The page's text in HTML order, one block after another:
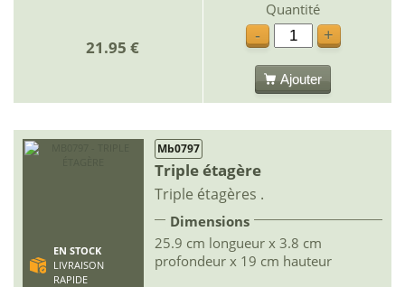
21.95 €
Quantité
-
+
Ajouter
EN STOCK
LIVRAISON
RAPIDE
Mb0797
Triple étagère
Triple étagères .
Dimensions
25.9 cm longueur x 3.8 cm
profondeur x 19 cm hauteur